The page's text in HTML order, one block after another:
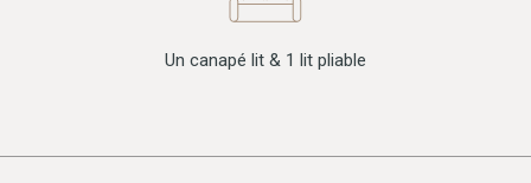
Un canapé lit & 1 lit pliable